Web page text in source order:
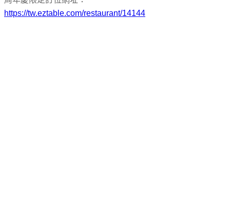
https://tw.eztable.com/restaurant/14144